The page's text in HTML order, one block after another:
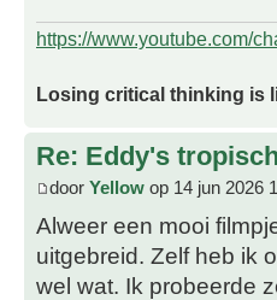
https://www.youtube.com/
Losing critical thinking is
Re: Eddy's
door Yellow op 14 jun 2026
Alweer een mooi
uitgebreid. Zelf heb ik
wel wat. Ik probeerde